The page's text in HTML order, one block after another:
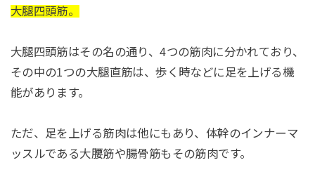
大腿四頭筋。
大腿四頭筋はその名の通り、4つの筋肉に分かれており、
その中の1つの大腿直筋は、歩く時などに足を上げる機
能があります。
ただ、足を上げる筋肉は他にもあり、体幹のインナーマ
ッスルである大腰筋や腸骨筋もその筋肉です。